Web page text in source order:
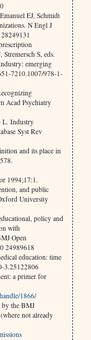
EJ, Schmidt
N Engl J
S, eds.
emerging
7210.1007/978-1-
Acad Psychiatry
L. Industry
Syst Rev
and its place in
1994;17:1.
and public
University
policy and
with
Open
24989618
education: time
3.25122806
a primer for
1866/
the BMJ
not already